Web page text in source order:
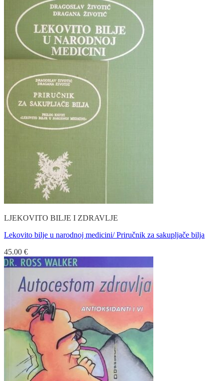
LJEKOVITO BILJE I ZDRAVLJE
Lekovito bilje u narodnoj medicini/ Priručnik za sakupljače bilja
45.00 €